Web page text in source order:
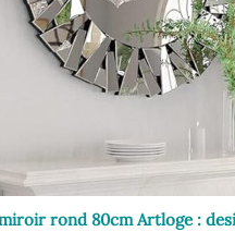
rond 80cm Artloge :